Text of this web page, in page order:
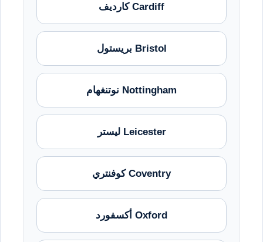
Cardiff كارديف
Bristol بريستول
Nottingham نوتنغهام
Leicester ليستر
Coventry كوفنتري
Oxford أكسفورد